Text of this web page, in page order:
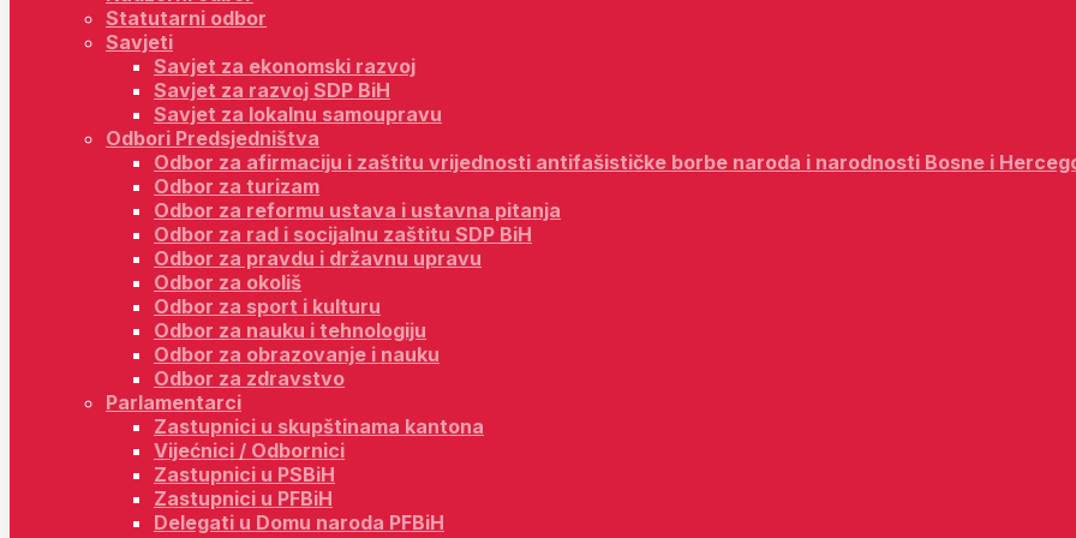
Statutarni odbor
Savjeti
Savjet za ekonomski razvoj
Savjet za razvoj SDP BiH
Savjet za lokalnu samoupravu
Odbori Predsjedništva
Odbor za afirmaciju i zaštitu vrijednosti antifašističke borbe naroda i narodnosti Bosne i
Odbor za turizam
Odbor za reformu ustava i ustavna pitanja
Odbor za rad i socijalnu zaštitu SDP BiH
Odbor za pravdu i državnu upravu
Odbor za okoliš
Odbor za sport i kulturu
Odbor za nauku i tehnologiju
Odbor za obrazovanje i nauku
Odbor za zdravstvo
Parlamentarci
Zastupnici u skupštinama kantona
Vijećnici / Odbornici
Zastupnici u PSBiH
Zastupnici u PFBiH
Delegati u Domu naroda PFBiH